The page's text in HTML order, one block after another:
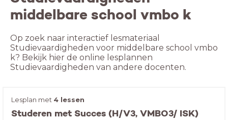
middelbare school vmbo k
Op zoek naar interactief lesmateriaal
Studievaardigheden voor middelbare school vmbo
k? Bekijk hier de online lesplannen
Studievaardigheden van andere docenten.
Lesplan met 4 lessen
Studeren met Succes (H/V3, VMBO3/ ISK)